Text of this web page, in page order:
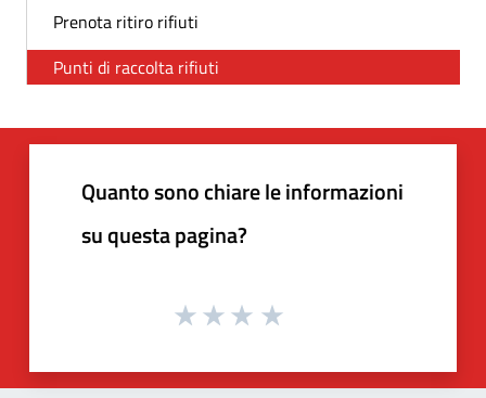
Prenota ritiro rifiuti
Punti di raccolta rifiuti
Quanto sono chiare le informazioni
su questa pagina?